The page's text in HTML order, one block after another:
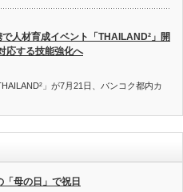
人材育成イベント「THAILAND²」開
する技能強化へ
」が7月21日、バンコク都内カ
母の日」で祝日